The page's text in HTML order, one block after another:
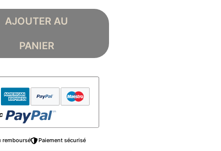
AJOUTER AU
PANIER
remboursé Paiement sécurisé